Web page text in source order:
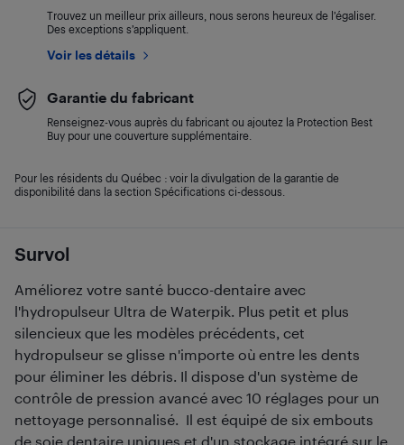
Survol
Améliorez votre santé bucco-dentaire avec
l'hydropulseur Ultra de Waterpik. Plus petit et plus
silencieux que les modèles précédents, cet
hydropulseur se glisse n'importe où entre les dents
pour éliminer les débris. Il dispose d'un système de
contrôle de pression avancé avec 10 réglages pour un
nettoyage personnalisé. Il est équipé de six embouts
de soie dentaire uniques et d'un stockage intégré sur le
Trouvez un meilleur prix ailleurs, nous serons heureux de l’égaliser.
Des exceptions s’appliquent.
Voir les détails
Garantie du fabricant
Renseignez-vous auprès du fabricant ou ajoutez la Protection Best
Buy pour une couverture supplémentaire.
Pour les résidents du Québec : voir la divulgation de la garantie de
disponibilité dans la section Spécifications ci-dessous.